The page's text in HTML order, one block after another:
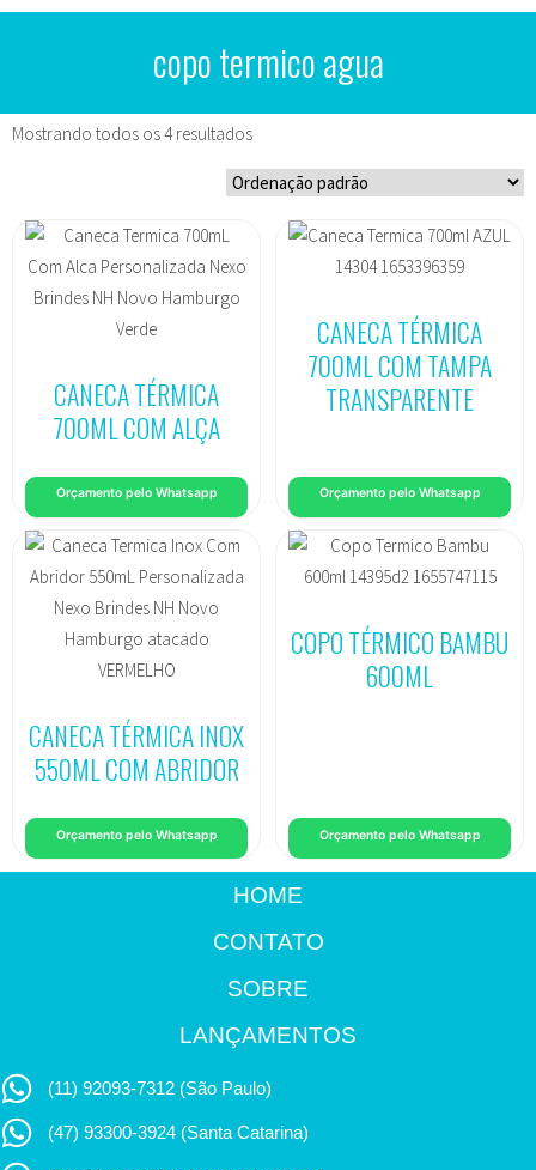
copo termico agua
Mostrando todos os 4 resultados
CANECA TÉRMICA
700ML COM ALÇA
Orçamento pelo Whatsapp
CANECA TÉRMICA
700ML COM TAMPA
TRANSPARENTE
Orçamento pelo Whatsapp
CANECA TÉRMICA INOX
550ML COM ABRIDOR
Orçamento pelo Whatsapp
COPO TÉRMICO BAMBU
600ML
Orçamento pelo Whatsapp
HOME
CONTATO
SOBRE
LANÇAMENTOS
(11) 92093-7312 (São Paulo)
(47) 93300-3924 (Santa Catarina)